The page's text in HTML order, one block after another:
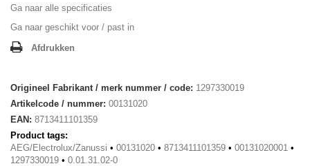
Ga naar alle specificaties
Ga naar geschikt voor / past in
Afdrukken
Origineel Fabrikant / merk nummer / code: 1297330019
Artikelcode / nummer: 00131020
EAN: 8713411101359
Product tags:
AEG/Electrolux/Zanussi • 00131020 • 8713411101359 • 00131020001 •
1297330019 • 0.01.31.02-0